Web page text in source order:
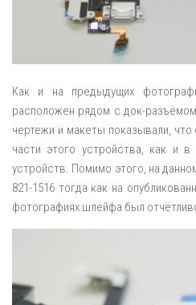
Как и на предыдущих
расположен рядом с док-
чертежи и макеты показывали, что
части этого устройства, как и в
устройств. Помимо этого, на
821-1516 тогда как на
фотографиях шлейфа был